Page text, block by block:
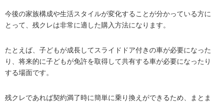
今後の家族構成や生活スタイルが変化することが分かっている方に
とって、残クレは非常に適した購入方法になります。
たとえば、子どもが成長してスライドドア付きの車が必要になった
り、将来的に子どもが免許を取得して共有する車が必要になったり
する場面です。
残クレであれば契約満了時に簡単に乗り換えができるため、まとま